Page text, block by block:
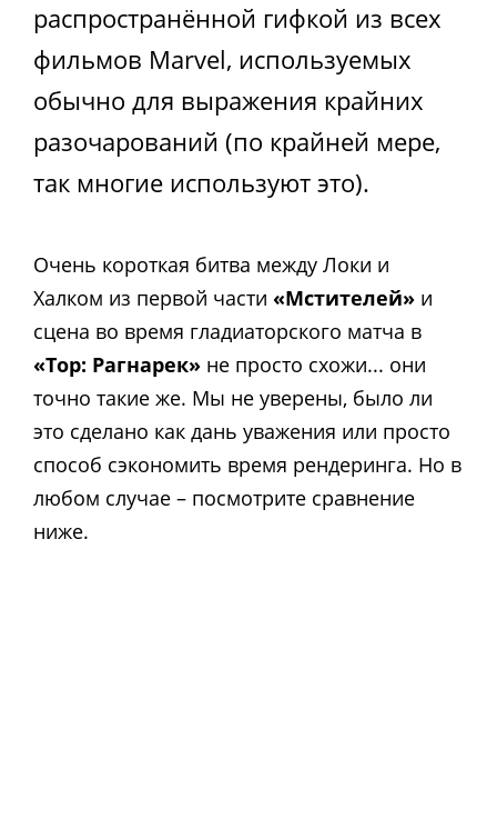
распространённой гифкой из всех
фильмов Marvel, используемых
обычно для выражения крайних
разочарований (по крайней мере,
так многие используют это).
Очень короткая битва между Локи и
Халком из первой части «Мстителей» и
сцена во время гладиаторского матча в
«Тор: Рагнарек» не просто схожи... они
точно такие же. Мы не уверены, было ли
это сделано как дань уважения или просто
способ сэкономить время рендеринга. Но в
любом случае – посмотрите сравнение
ниже.